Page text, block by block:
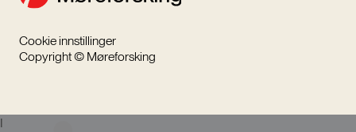
Cookie innstillinger
Copyright © Møreforsking
I